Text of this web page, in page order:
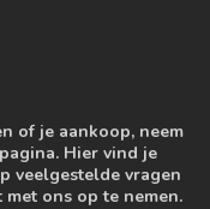
of je aankoop, neem
Hier vind je
veelgestelde vragen
ons op te nemen.